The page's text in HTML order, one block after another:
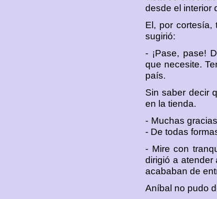
desde el interior
El, por
sugirió:
- ¡Pase, pase!
que necesite.
país.
Sin saber decir
en la tienda.
- Muchas
- De todas
- Mire con
dirigió a atender
acababan de
Aníbal no pudo